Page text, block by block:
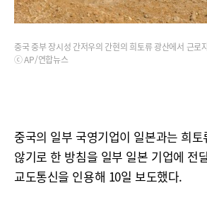
중국 중부 장시성 간저우의 간현의 희토류 광산에서 근로
ⓒ AP/연합뉴스
중국의 일부 국영기업이 일본과는 희
않기로 한 방침을 일부 일본 기업에 전
교도통신을 인용해 10일 보도했다.